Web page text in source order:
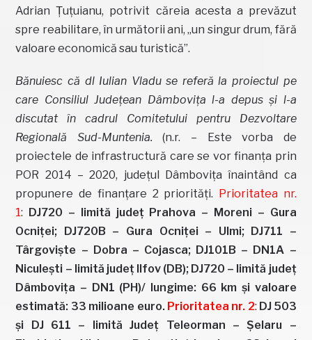
Adrian Țuțuianu, potrivit căreia acesta a prevăzut
spre reabilitare, în următorii ani, „un singur drum, fără
valoare economică sau turistică”.
Bănuiesc că dl Iulian Vladu se referă la proiectul pe
care Consiliul Județean Dâmbovița l-a depus și l-a
discutat în cadrul Comitetului pentru Dezvoltare
Regională Sud-Muntenia. (n.r. – Este vorba de
proiectele de infrastructură care se vor finanța prin
POR 2014 – 2020, județul Dâmbovița înaintând ca
propunere de finanțare 2 priorități.
Prioritatea nr.
1:
DJ720 – limită județ Prahova – Moreni – Gura
Ocniței; DJ720B – Gura Ocniței – Ulmi; DJ711 –
Târgoviște – Dobra – Cojasca; DJ101B – DN1A –
Niculești – limită județ Ilfov (DB); DJ720 – limită județ
Dâmbovița – DN1 (PH)/ lungime: 66 km și valoare
estimată: 33 milioane euro. Prioritatea nr. 2: DJ 503
și DJ 611 – limită Județ Teleorman – Șelaru –